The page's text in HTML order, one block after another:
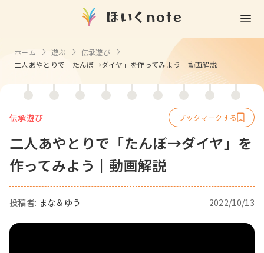
(無料)
室内遊び
戸外遊び
室内遊び・道具なし
戸外遊び・道具なし
ごっこ遊び・室内
ことば遊び
作る
製作
壁面製作
製作・飾り
製作・あそび
折り紙
知る
記念日・行事の由来
食育
園の活動・行事
衛生
歌う
童謡・唱歌
手遊び
学ぶ
使う
挿絵
園情報
ホーム 遊ぶ
伝承遊び
二人あやとりで「たんぼ→ダイヤ」を作ってみよう｜動画解説
伝承遊び
二人あやとりで「たんぼ→ダイヤ」を
作ってみよう｜動画解説
投稿者: まな＆ゆう 2022/10/13